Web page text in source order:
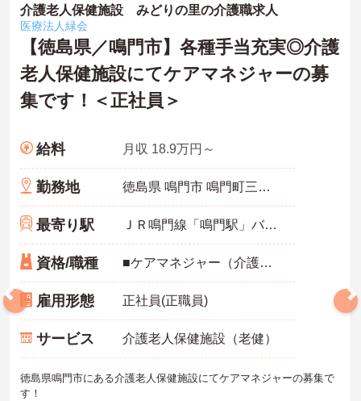
介護老人保健施設 みどりの里の介護職求人
医療法人緑会
【徳島県／鳴門市】各種手当充実◎介護
老人保健施設にてケアマネジャーの募
集です！＜正社員＞
給料 月収 18.9万円～
勤務地 徳島県 鳴門市 鳴門町三ッ石字江尻山91
最寄り駅 ＪＲ鳴門線「鳴門駅」バス・車9分
資格/職種 ■ケアマネジャー（介護支援専門員）必須 ■経験不問
雇用形態 正社員(正職員)
サービス 介護老人保健施設（老健）
徳島県鳴門市にある介護老人保健施設にてケアマネジャーの募集で
す！